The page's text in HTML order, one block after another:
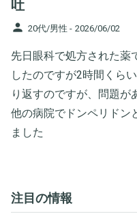
吐
person 20代/男性 - 2026/06/02
先日眼科で処方された薬
したのですが2時間くら
り返すのですが、問題が
他の病院でドンペリドン
ました
注目の情報